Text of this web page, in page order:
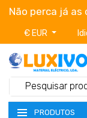
Não perca já as
€ EUR
PRODUTOS